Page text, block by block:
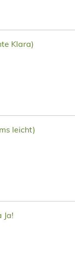
Klara)
leicht)
Ja!